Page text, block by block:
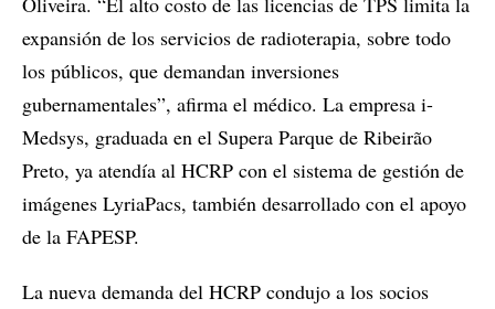
expansión de los servicios de radioterapia, sobre todo
los públicos, que demandan inversiones
gubernamentales”, afirma el médico. La empresa i-
Medsys, graduada en el Supera Parque de Ribeirão
Preto, ya atendía al HCRP con el sistema de gestión de
imágenes LyriaPacs, también desarrollado con el apoyo
de la FAPESP.
La nueva demanda del HCRP condujo a los socios